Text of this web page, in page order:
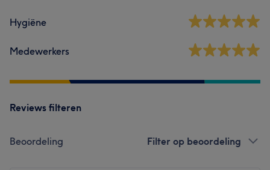
Hygiëne
Medewerkers
Reviews filteren
Beoordeling Filter op beoordeling